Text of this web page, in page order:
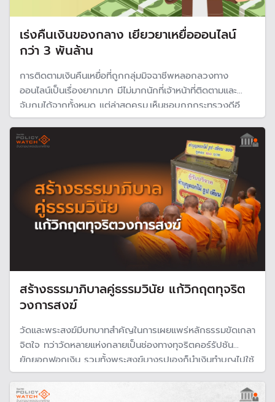
เร่งคืนเงินของกลาง เยียวยาเหยื่อออนไลน์
กว่า 3 พันล้าน
การติดตามเงินคืนเหยื่อที่ถูกกลุ่มมิจฉาชีพหลอกลวงทาง
ออนไลน์เป็นเรื่องยากมาก มีไม่มากนักที่เจ้าหน้าที่ติดตามและ
จับกุมได้จากทั้งหมด แต่ล่าสุดครม.เห็นชอบกฎกระทรวงดีอี
อนุมัติหลักเกณฑ์คืนเงินให้แก่ผู้เสียหายจากอาชญากรรมทาง
เทคโนโลยี เพื่อลดขั้นตอนการพิจารณาคืนเงินหรือสินทรัพย์
ดิจิทัลให้กับผู้เสียหาย
สร้างธรรมาภิบาลคู่ธรรมวินัย แก้วิกฤตทุจริต
วงการสงฆ์
วัดและพระสงฆ์มีบทบาทสำคัญในการเผยแพร่หลักธรรมขัดเกลา
จิตใจ ทว่าวัดหลายแห่งกลายเป็นช่องทางทุจริตคอร์รัปชัน
ยักยอกฟอกเงิน รวมทั้งพระสงฆ์บางรูปเองก็นำเงินทำบุญไปใช้
ผิดวัตถุประสงค์